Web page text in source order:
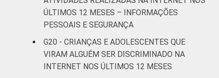
DE 34 60
DOMICÍLIO
COM ACESSO
À INTERNET
Sim
Não 31
ÚLTIMOS 12 MESES – INFORMAÇÕES
PESSOAIS E SEGURANÇA
G20 - CRIANÇAS E ADOLESCENTES QUE
VIRAM ALGUÉM SER DISCRIMINADO NA
INTERNET NOS ÚLTIMOS 12 MESES